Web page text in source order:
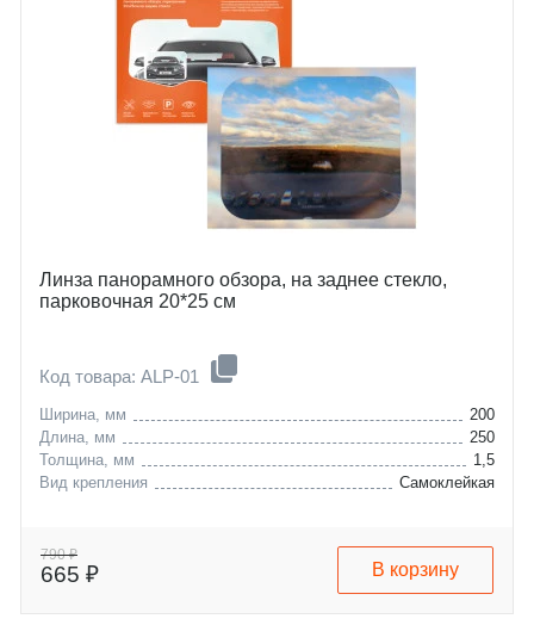
Линза панорамного обзора, на заднее стекло,
парковочная 20*25 см
Код товара: ALP-01
Ширина, мм
200
Длина, мм
250
Толщина, мм
1,5
Вид крепления
Самоклейкая
790 ₽
665 ₽ В корзину